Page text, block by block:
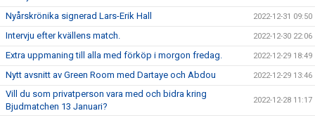
Nyårskrönika signerad Lars-Erik Hall 2022-12-31 09:50
Intervju efter kvällens match. 2022-12-30 22:06
Extra uppmaning till alla med förköp i morgon fredag. 2022-12-29 18:49
Nytt avsnitt av Green Room med Dartaye och Abdou 2022-12-29 13:46
Vill du som privatperson vara med och bidra kring
Bjudmatchen 13 Januari?
2022-12-28 11:17